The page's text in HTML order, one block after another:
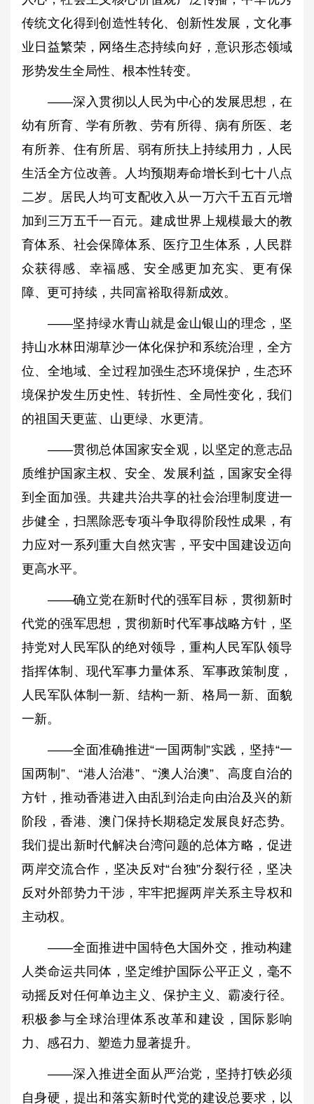
传统文化得到创造性转化、创新性发展，文化事
业日益繁荣，网络生态持续向好，意识形态领域
形势发生全局性、根本性转变。
——深入贯彻以人民为中心的发展思想，在
幼有所育、学有所教、劳有所得、病有所医、老
有所养、住有所居、弱有所扶上持续用力，人民
生活全方位改善。人均预期寿命增长到七十八点
二岁。居民人均可支配收入从一万六千五百元增
加到三万五千一百元。建成世界上规模最大的教
育体系、社会保障体系、医疗卫生体系，人民群
众获得感、幸福感、安全感更加充实、更有保
障、更可持续，共同富裕取得新成效。
——坚持绿水青山就是金山银山的理念，坚
持山水林田湖草沙一体化保护和系统治理，全方
位、全地域、全过程加强生态环境保护，生态环
境保护发生历史性、转折性、全局性变化，我们
的祖国天更蓝、山更绿、水更清。
——贯彻总体国家安全观，以坚定的意志品
质维护国家主权、安全、发展利益，国家安全得
到全面加强。共建共治共享的社会治理制度进一
步健全，扫黑除恶专项斗争取得阶段性成果，有
力应对一系列重大自然灾害，平安中国建设迈向
更高水平。
——确立党在新时代的强军目标，贯彻新时
代党的强军思想，贯彻新时代军事战略方针，坚
持党对人民军队的绝对领导，重构人民军队领导
指挥体制、现代军事力量体系、军事政策制度，
人民军队体制一新、结构一新、格局一新、面貌
一新。
——全面准确推进“一国两制”实践，坚持“一
国两制”、“港人治港”、“澳人治澳”、高度自治的
方针，推动香港进入由乱到治走向由治及兴的新
阶段，香港、澳门保持长期稳定发展良好态势。
我们提出新时代解决台湾问题的总体方略，促进
两岸交流合作，坚决反对“台独”分裂行径，坚决
反对外部势力干涉，牢牢把握两岸关系主导权和
主动权。
——全面推进中国特色大国外交，推动构建
人类命运共同体，坚定维护国际公平正义，毫不
动摇反对任何单边主义、保护主义、霸凌行径。
积极参与全球治理体系改革和建设，国际影响
力、感召力、塑造力显著提升。
——深入推进全面从严治党，坚持打铁必须
自身硬，提出和落实新时代党的建设总要求，以